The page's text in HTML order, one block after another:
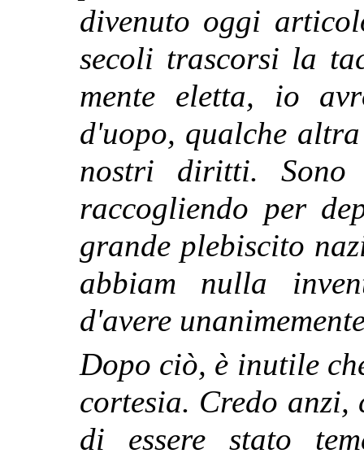
divenuto oggi
secoli trascorsi la
mente eletta, io
d'uopo, qualche
nostri diritti.
raccogliendo per
grande plebiscito
abbiam nulla
d'avere
Dopo ciò, è inutile
cortesia. Credo anzi,
di essere stato